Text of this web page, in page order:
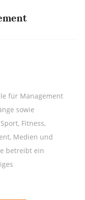
für Management
sowie
Fitness,
Medien und
betreibt ein